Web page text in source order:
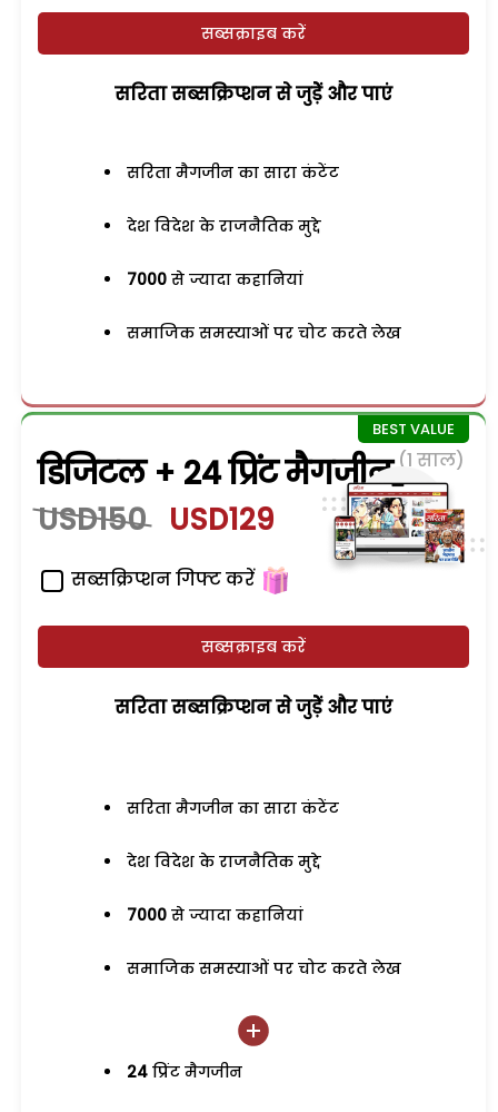
सब्सक्राइब करें
सरिता सब्सक्रिप्शन से जुड़ेें और पाएं
सरिता मैगजीन का सारा कंटेंट
देश विदेश के राजनैतिक मुद्दे
7000 से ज्यादा कहानियां
समाजिक समस्याओं पर चोट करते लेख
डिजिटल + 24 प्रिंट मैगजीन (1 साल)
USD150 USD129
सब्सक्रिप्शन गिफ्ट करें
सब्सक्राइब करें
सरिता सब्सक्रिप्शन से जुड़ेें और पाएं
सरिता मैगजीन का सारा कंटेंट
देश विदेश के राजनैतिक मुद्दे
7000 से ज्यादा कहानियां
समाजिक समस्याओं पर चोट करते लेख
24 प्रिंट मैगजीन